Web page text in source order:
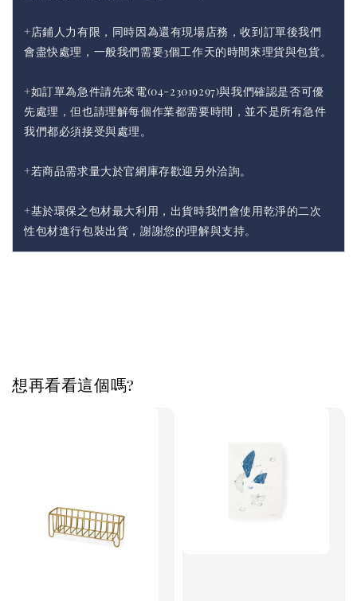
+店鋪人力有限，同時因為還有現場店務，收到訂單後我們
會盡快處理，一般我們需要3個工作天的時間來理貨與包貨。
+如訂單為急件請先來電(04-23019297)與我們確認是否可優
先處理，但也請理解每個作業都需要時間，並不是所有急件
我們都必須接受與處理。
+若商品需求量大於官網庫存歡迎另外洽詢。
+基於環保之包材最大利用，出貨時我們會使用乾淨的二次
性包材進行包裝出貨，謝謝您的理解與支持。
想再看看這個嗎?